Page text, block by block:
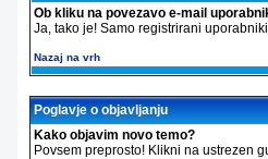
Ob kliku na povezavo e-mail
Ja, tako je! Samo registrirani
Nazaj na vrh
Poglavje o objavljanju
Kako objavim novo temo?
Povsem preprosto! Klikni na ustrezen